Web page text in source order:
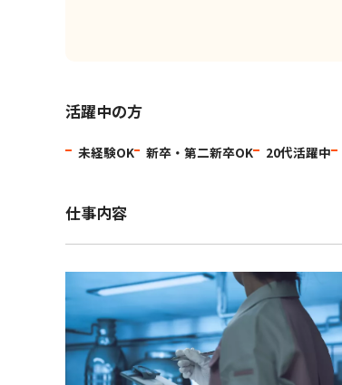
活躍中の方
未経験OK 新卒・第二新卒OK 20代活躍中
仕事内容